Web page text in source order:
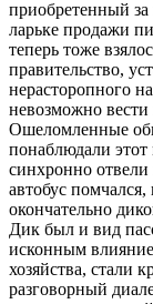
приобретенный
ларьке продажи
теперь тоже
правительство,
нерасторопного
невозможно вести
Ошеломленные
понаблюдали
синхронно отвели
автобус помчался,
окончательно
Дик был и вид
исконным
хозяйства, стали
разговорный